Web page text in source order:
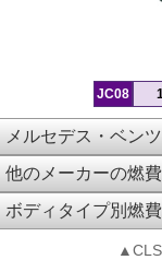
JC08
メルセデス・ベン
他のメーカーの燃
ボディタイプ別燃